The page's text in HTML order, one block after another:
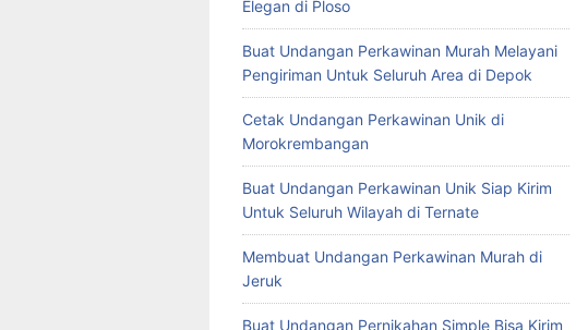
Elegan di Ploso
Buat Undangan Perkawinan Murah Melayani
Pengiriman Untuk Seluruh Area di Depok
Cetak Undangan Perkawinan Unik di
Morokrembangan
Buat Undangan Perkawinan Unik Siap Kirim
Untuk Seluruh Wilayah di Ternate
Membuat Undangan Perkawinan Murah di
Jeruk
Buat Undangan Pernikahan Simple Bisa Kirim